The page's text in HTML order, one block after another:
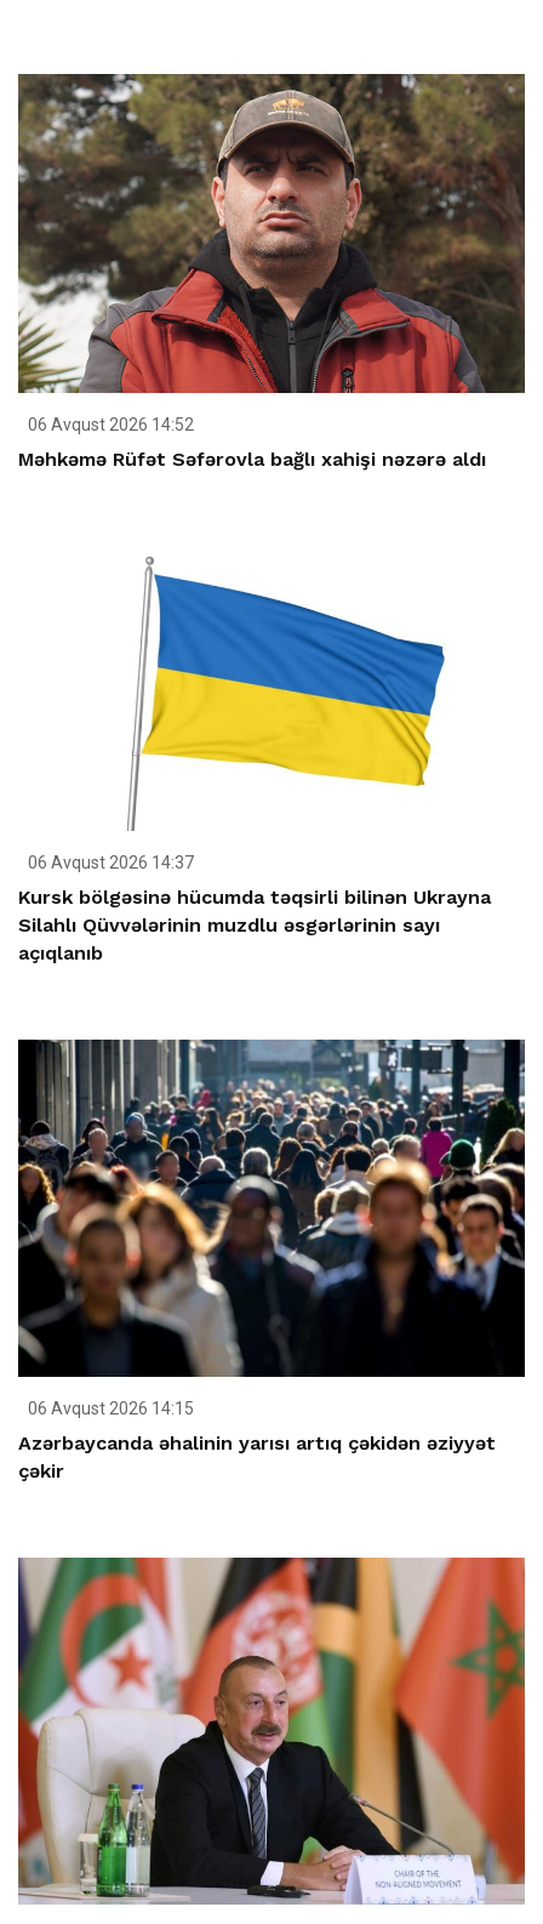
06 Avqust 2026 14:52
Məhkəmə Rüfət Səfərovla bağlı xahişi nəzərə aldı
06 Avqust 2026 14:37
Kursk bölgəsinə hücumda təqsirli bilinən Ukrayna
Silahlı Qüvvələrinin muzdlu əsgərlərinin sayı
açıqlanıb
06 Avqust 2026 14:15
Azərbaycanda əhalinin yarısı artıq çəkidən əziyyət
çəkir